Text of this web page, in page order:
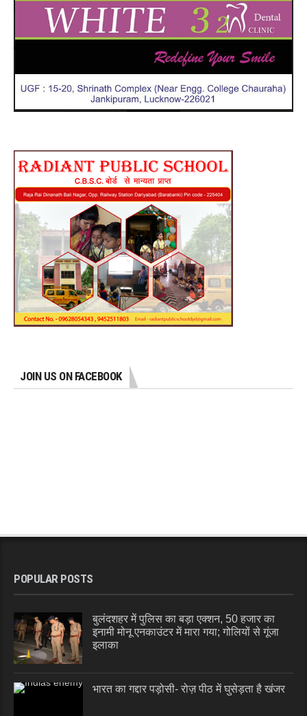
JOIN US ON FACEBOOK
POPULAR POSTS
बुलंदशहर में पुलिस का बड़ा एक्शन, 50 हजार का
इनामी मोनू एनकाउंटर में मारा गया; गोलियों से गूंजा
इलाका
भारत का गद्दार पड़ोसी- रोज़ पीठ में घुसेड़ता है खंजर